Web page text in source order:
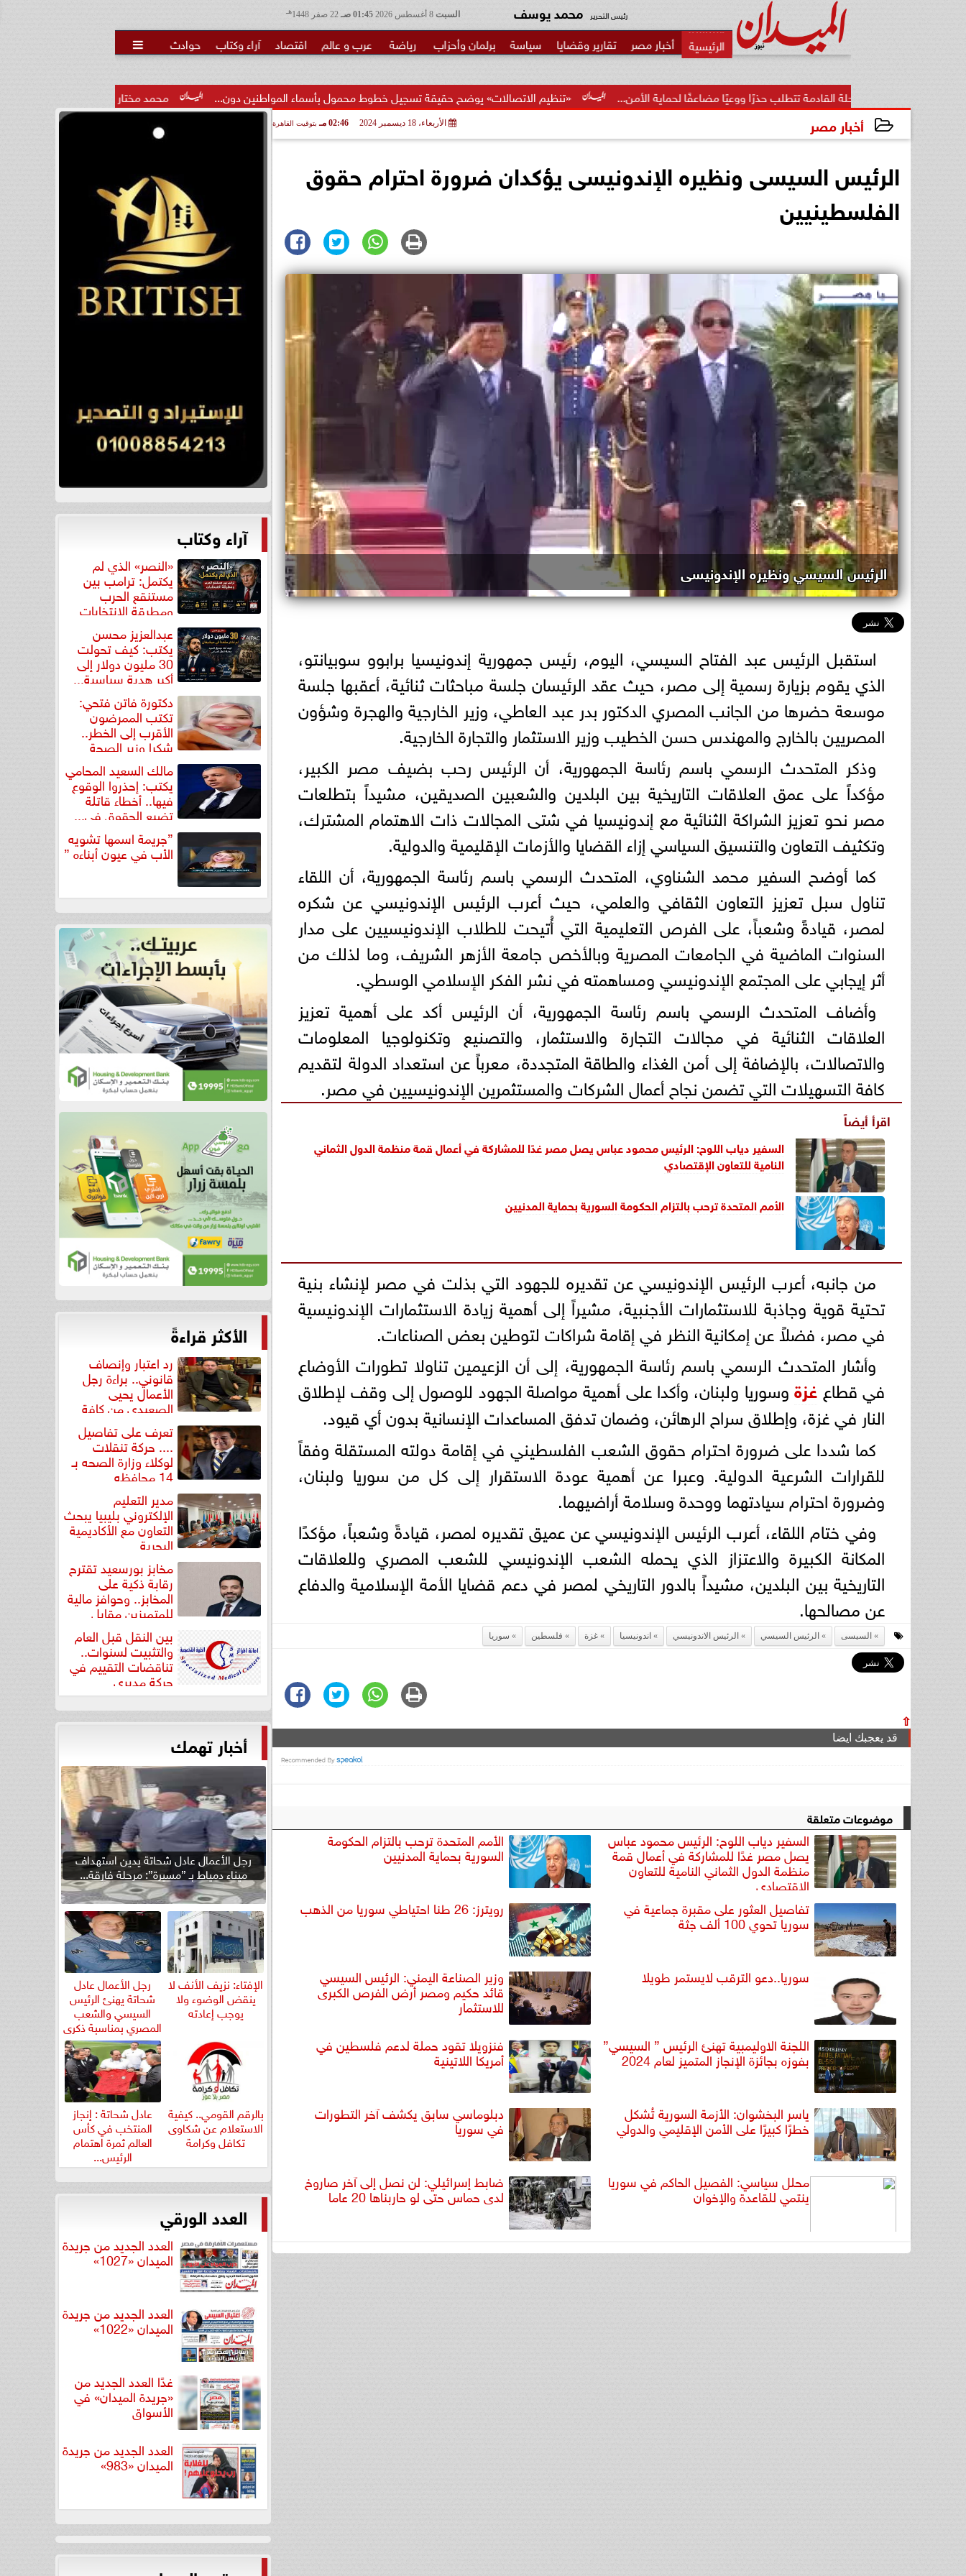
السبت 01:45 صـ هـ رئيس التحرير محمد يوسف
أخبار مصر تقارير وقضايا سياسة برلمان وأحزاب رياضة عرب و عالم اقتصاد آراء وكتاب حوادث 
محمد مختار جمعة: بدل البطالة يجب ألا يتحول لمنحة «تنظيم الاتصالات» يوضح حقيقة تسجيل خطوط محمول بأسماء المواطنين دون... القادمة تتطلب حذرًا ووعيًا مضاعفًا لحماية الأمن...
أخبار مصر الأربعاء، 18 ديسمبر 2024 02:46 مـ بتوقيت القاهرة
الرئيس السيسى ونظيره الإندونيسى يؤكدان ضرورة احترام حقوق
الفلسطينيين
الرئيس السيسي ونظيره الإندونيسى
استقبل الرئيس عبد الفتاح السيسي، اليوم، رئيس جمهورية إندونيسيا برابوو سوبيانتو،
الذي يقوم بزيارة رسمية إلى مصر، حيث عقد الرئيسان جلسة مباحثات ثنائية، أعقبها جلسة
موسعة حضرها من الجانب المصري الدكتور بدر عبد العاطي، وزير الخارجية والهجرة وشؤون
المصريين بالخارج والمهندس حسن الخطيب وزير الاستثمار والتجارة الخارجية.
وذكر المتحدث الرسمي باسم رئاسة الجمهورية، أن الرئيس رحب بضيف مصر الكبير،
مؤكداً على عمق العلاقات التاريخية بين البلدين والشعبين الصديقين، مشيداً بتطلعات
مصر نحو تعزيز الشراكة الثنائية مع إندونيسيا في شتى المجالات ذات الاهتمام المشترك،
وتكثيف التعاون والتنسيق السياسي إزاء القضايا والأزمات الإقليمية والدولية.
كما أوضح السفير محمد الشناوي، المتحدث الرسمي باسم رئاسة الجمهورية، أن اللقاء
تناول سبل تعزيز التعاون الثقافي والعلمي، حيث أعرب الرئيس الإندونيسي عن شكره
لمصر، قيادةً وشعباً، على الفرص التعليمية التي أُتيحت للطلاب الإندونيسيين على مدار
السنوات الماضية في الجامعات المصرية وبالأخص جامعة الأزهر الشريف، وما لذلك من
أثر إيجابي على المجتمع الإندونيسي ومساهمته في نشر الفكر الإسلامي الوسطي.
وأضاف المتحدث الرسمي باسم رئاسة الجمهورية، أن الرئيس أكد على أهمية تعزيز
العلاقات الثنائية في مجالات التجارة والاستثمار، والتصنيع وتكنولوجيا المعلومات
والاتصالات، بالإضافة إلى أمن الغذاء والطاقة المتجددة، معرباً عن استعداد الدولة لتقديم
كافة التسهيلات التي تضمن نجاح أعمال الشركات والمستثمرين الإندونيسيين في مصر.
اقرأ أيضاً
السفير دياب اللوح: الرئيس محمود عباس يصل مصر غدًا للمشاركة في أعمال قمة منظمة الدول الثماني
النامية للتعاون الإقتصادي
الأمم المتحدة ترحب بالتزام الحكومة السورية بحماية المدنيين
من جانبه، أعرب الرئيس الإندونيسي عن تقديره للجهود التي بذلت في مصر لإنشاء بنية
تحتية قوية وجاذبة للاستثمارات الأجنبية، مشيراً إلى أهمية زيادة الاستثمارات الإندونيسية
في مصر، فضلاً عن إمكانية النظر في إقامة شراكات لتوطين بعض الصناعات.
وأشار المتحدث الرسمي باسم رئاسة الجمهورية، إلى أن الزعيمين تناولا تطورات الأوضاع
في قطاع غزةوسوريا ولبنان، وأكدا على أهمية مواصلة الجهود للوصول إلى وقف لإطلاق
النار في غزة، وإطلاق سراح الرهائن، وضمان تدفق المساعدات الإنسانية بدون أي قيود.
كما شددا على ضرورة احترام حقوق الشعب الفلسطيني في إقامة دولته المستقلة وفقاً
للقرارات الشرعية الدولية. وعبرا عن أهمية عودة الاستقرار إلى كل من سوريا ولبنان،
وضرورة احترام سيادتهما ووحدة وسلامة أراضيهما.
وفي ختام اللقاء، أعرب الرئيس الإندونيسي عن عميق تقديره لمصر، قيادةً وشعباً، مؤكدًا
المكانة الكبيرة والاعتزاز الذي يحمله الشعب الإندونيسي للشعب المصري وللعلاقات
التاريخية بين البلدين، مشيداً بالدور التاريخي لمصر في دعم قضايا الأمة الإسلامية والدفاع
عن مصالحها.
السيسى الرئيس السيسي الرئيس الاندونيسي اندونيسيا غزة فلسطين سوريا
⇧
قد يعجبك ايضا
موضوعات متعلقة
السفير دياب اللوح: الرئيس محمود عباس
يصل مصر غدًا للمشاركة في أعمال قمة
منظمة الدول الثماني النامية للتعاون
الإقتصادي
الأمم المتحدة ترحب بالتزام الحكومة
السورية بحماية المدنيين
تفاصيل العثور على مقبرة جماعية في
سوريا تحوي 100 ألف جثة
رويترز: 26 طنا احتياطي سوريا من الذهب
سوريا..دعو الترقب لايستمر طويلا وزير الصناعة اليمني: الرئيس السيسي
قائد حكيم ومصر أرض الفرص الكبرى
للاستثمار
اللجنة الاوليمبية تهنئ الرئيس ” السيسي”
بفوزه بجائزة الإنجاز المتميز لعام 2024
فنزويلا تقود حملة لدعم فلسطين في
أمريكا اللاتينية
ياسر البخشوان: الأزمة السورية تُشكل
خطرًا كبيرًا على الأمن الإقليمي والدولي
دبلوماسي سابق يكشف آخر التطورات
في سوريا
محلل سياسي: الفصيل الحاكم في سوريا
ينتمي للقاعدة والإخوان
ضابط إسرائيلي: لن نصل إلى آخر صاروخ
لدى حماس حتى لو حاربناها 20 عاما
آراء وكتاب
«النصر» الذي لم
يكتمل: ترامب بين
مستنقع الحرب
ومطرقة الانتخابات
عبدالعزيز محسن
يكتب: كيف تحولت
30 مليون دولار إلى
أكبر هدية سياسية...
دكتورة فاتن فتحي:
تكتب الممرضون
الأقرب إلى الخطر..
شكرا وزير الصحة
لتكريم... مالك السعيد المحامي
يكتب: إحذروا الوقوع
فيها.. أخطاء قاتلة
تضيع الحقوق في...
”جريمة اسمها تشويه
الأب في عيون أبناءه ”
الأكثر قراءةً
رد اعتبار وإنصاف
قانوني.. براءة رجل
الأعمال يحيى
الصعيدي من كافة
التهم... تعرف على تفاصيل
.... حركة تنقلات
لوكلاء وزارة الصحه بـ
14 محافظه
مدير التعليم
الإلكتروني بليبيا يبحث
التعاون مع الأكاديمية
البحرية
مخابز بورسعيد تقترح
رقابة ذكية على
المخابز.. وحوافز مالية
للمتميزين مقابل
بين النقل قبل العام
والتثبيت لسنوات..
تناقضات التقييم في
حركة مديري
”مستشفيات...
أخبار تهمك
رجل الأعمال عادل شحاتة يدين استهداف
ميناء دمياط بـ ”مسيرة”: مرحلة فارقة...
الإفتاء: نزيف الأنف لا
ينقض الوضوء ولا
يوجب إعادته
رجل الأعمال عادل
شحاتة يهنئ الرئيس
السيسي والشعب
المصري بمناسبة ذكرى
ثورة...
بالرقم القومي.. كيفية
الاستعلام عن شكاوى
تكافل وكرامة
عادل شحاتة : إنجاز
المنتخب في كأس
العالم ثمرة اهتمام
الرئيس...
العدد الورقي
العدد الجديد من جريدة
الميدان «1027»
العدد الجديد من جريدة
الميدان «1022»
غدًا العدد الجديد من
«جريدة الميدان» في
الأسواق
العدد الجديد من جريدة
الميدان «983»